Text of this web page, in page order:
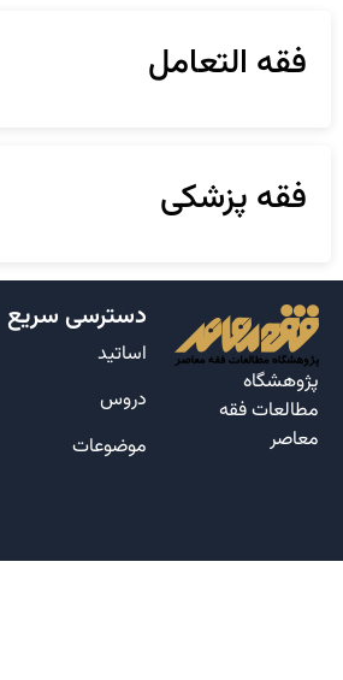
فقه التعامل
فقه پزشکی
پژوهشگاه
مطالعات فقه
معاصر
دسترسی سریع
اساتید
دروس
موضوعات